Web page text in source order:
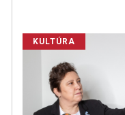
KULTÚRA